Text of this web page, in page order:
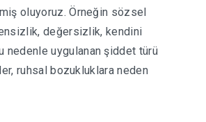
oluyoruz. Örneğin sözsel
değersizlik, kendini
nedenle uygulanan şiddet türü
ruhsal bozukluklara neden